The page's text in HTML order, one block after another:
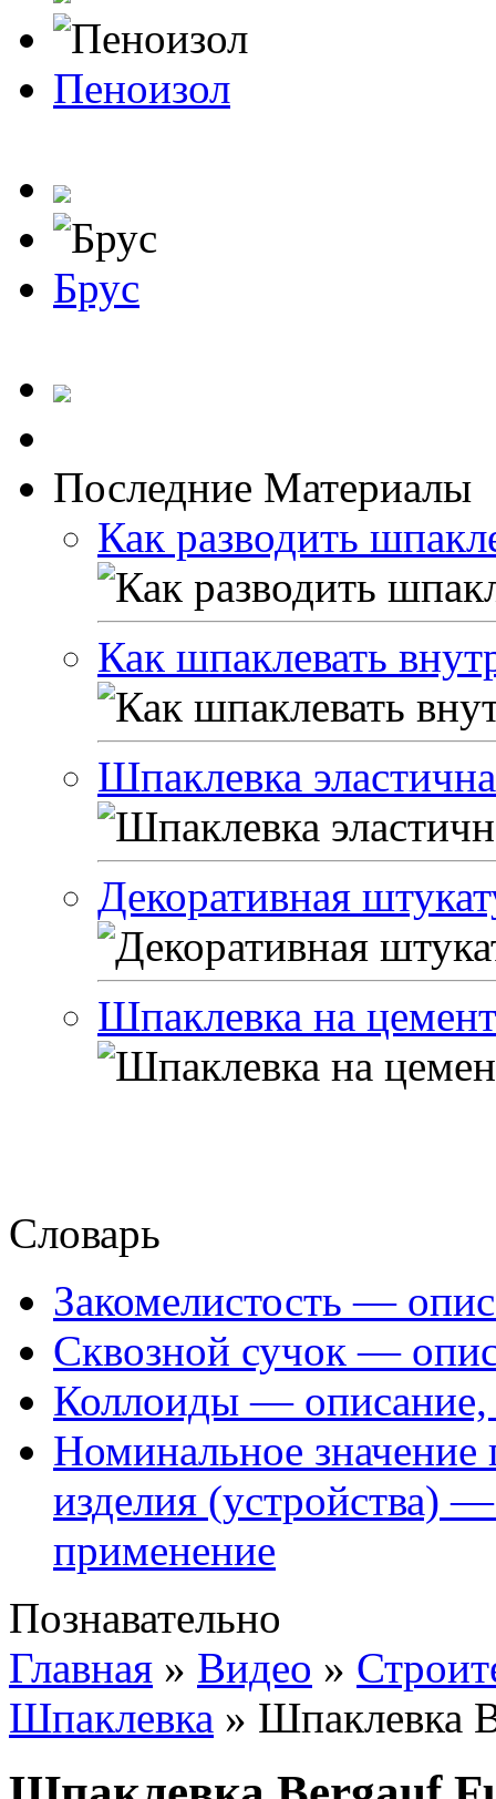
Пеноизол
Брус
Последние Материалы
Как разводить
Как шпаклевать
Шпаклевка
Декоративная
Шпаклевка на
Словарь
Закомелистость —
Сквозной сучок —
Коллоиды — описание,
Номинальное значение
изделия (устройства)
применение
Познавательно
Главная » Видео »
Шпаклевка » Шпаклевка